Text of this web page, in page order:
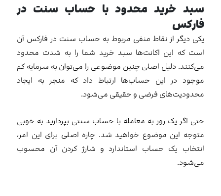
سبد خرید محدود با حساب سنت در
فارکس
یکی دیگر از نقاط منفی مربوط به حساب سنت در فارکس آن
است که این اکانت‌ها سبد خرید شما را به شدت محدود
می‌کنند. دلیل اصلی چنین موضوعی را می‌توان به سرمایه کم
موجود در این حساب‌ها ارتباط داد که منجر به ایجاد
محدودیت‌های فرضی و حقیقی می‌شود.
حتی اگر یک روز به معامله با حساب سنتی بپردازید به خوبی
متوجه این موضوع خواهید شد. چاره اصلی برای این امر،
انتخاب یک حساب استاندارد و شارژ کردن آن محسوب
می‌شود.